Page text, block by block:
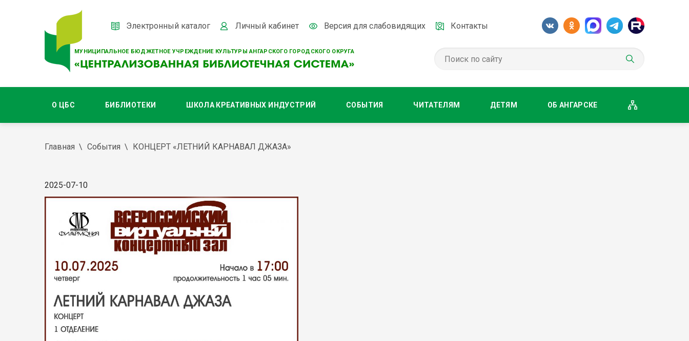
МУНИЦИПАЛЬНОЕ БЮДЖЕТНОЕ УЧРЕЖДЕНИЕ КУЛЬТУРЫ АНГАРСКОГО ГОРОДСКОГО ОКРУГА
Электронный каталог Личный кабинет Версия для слабовидящих Контакты
О ЦБС БИБЛИОТЕКИ ШКОЛА КРЕАТИВНЫХ ИНДУСТРИЙ СОБЫТИЯ ЧИТАТЕЛЯМ ДЕТЯМ ОБ АНГАРСКЕ
Главная События КОНЦЕРТ «ЛЕТНИЙ КАРНАВАЛ ДЖАЗА»
2025-07-10